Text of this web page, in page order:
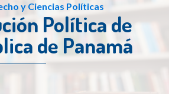
y Ciencias Políticas
Política de
de Panamá